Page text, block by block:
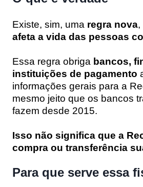
Existe, sim, uma regra nova,
afeta a vida das pessoas
Essa regra obriga bancos,
instituições de pagamento
informações gerais para a
mesmo jeito que os bancos
fazem desde 2015.
Isso não significa que a
compra ou transferência
Para que serve essa